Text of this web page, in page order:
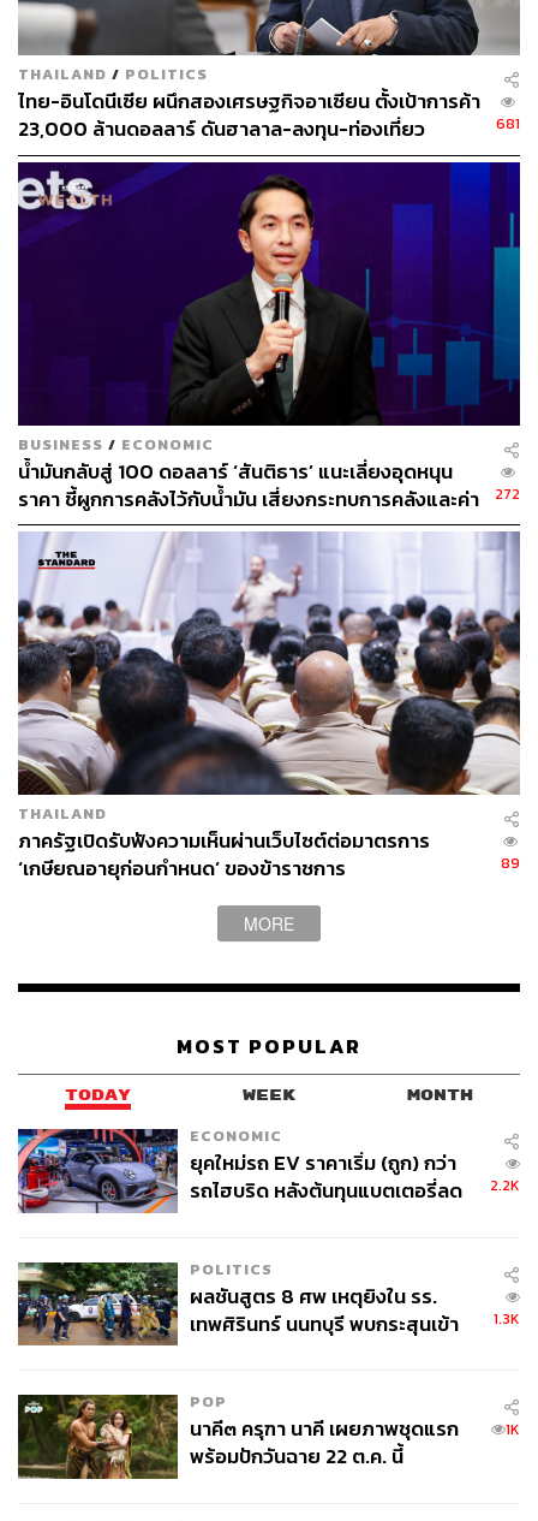
ภายในงานยังมีนิทรรศการ “กฎหมายไทยสู่มาตรฐานสากล
เพื่อยกระดับคุณภาพชีวิตที่ดียิ่งขึ้นของประชาชน” ที่บอกเล่า
การปรับปรุงกฎหมายให้ยืดหยุ่น โปร่งใส รองรับกับอนาคตใน
หลายมิติ ตั้งแต่การปรับตัวของกฎหมายโลกยุคใหม่ การยก
ระดับกฎหมายไทยสู่มาตรฐาน OECD และการดำเนินงาน
ของสำนักงานคณะกรรมการกฤษฎีกาที่สะท้อนวิสัยทัศน์
“Better Regulation for Better Life”
THAILAND / POLITICS
ไทย-อินโดนีเซีย ผนึกสองเศรษฐกิจอาเซียน ตั้งเป้าการค้า
23,000 ล้านดอลลาร์ ดันฮาลาล-ลงทุน-ท่องเที่ยว
681
BUSINESS / ECONOMIC
น้ำมันกลับสู่ 100 ดอลลาร์ ‘สันติธาร’ แนะเลี่ยงอุดหนุน
ราคา ชี้ผูกการคลังไว้กับน้ำมัน เสี่ยงกระทบการคลังและค่า
เงิน
272
THAILAND
ภาครัฐเปิดรับฟังความเห็นผ่านเว็บไซต์ต่อมาตรการ
‘เกษียณอายุก่อนกำหนด’ ของข้าราชการ
89
MORE
MOST POPULAR
TODAY WEEK MONTH
ECONOMIC
ยุคใหม่รถ EV ราคาเริ่ม (ถูก) กว่า
รถไฮบริด หลังต้นทุนแบตเตอรี่ลด
2.2K
POLITICS
ผลชันสูตร 8 ศพ เหตุยิงใน รร.
เทพศิรินทร์ นนทบุรี พบกระสุนเข้า
1.3K
POP
นาคี๓ ครุฑา นาคี เผยภาพชุดแรก
พร้อมปักวันฉาย 22 ต.ค. นี้
1K